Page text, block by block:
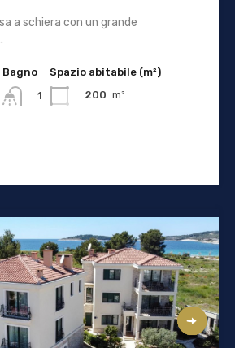
a schiera con un grande
Bagno
1
Spazio abitabile (m²)
200 m²